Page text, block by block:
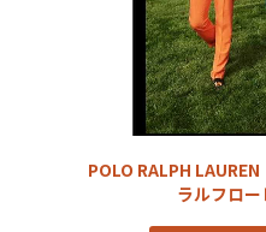
POLO RALPH
ラルフロ